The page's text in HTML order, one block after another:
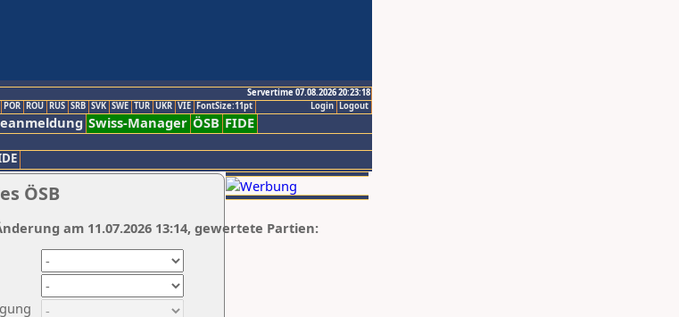
Servertime 07.08.2026 20:23:18
Logout
Login
POR ROU RUS SRB SVK SWE TUR UKR VIE FontSize:11pt
Swiss-Manager ÖSB FIDE
ÖSB
am 11.07.2026 13:14, gewertete Partien: